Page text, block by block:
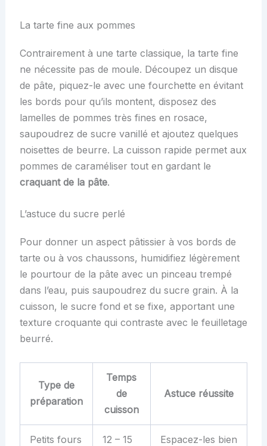
La tarte fine aux pommes
Contrairement à une tarte classique, la tarte fine
ne nécessite pas de moule. Découpez un disque
de pâte, piquez-le avec une fourchette en évitant
les bords pour qu’ils montent, disposez des
lamelles de pommes très fines en rosace,
saupoudrez de sucre vanillé et ajoutez quelques
noisettes de beurre. La cuisson rapide permet aux
pommes de caraméliser tout en gardant le
craquant de la pâte.
L’astuce du sucre perlé
Pour donner un aspect pâtissier à vos bords de
tarte ou à vos chaussons, humidifiez légèrement
le pourtour de la pâte avec un pinceau trempé
dans l’eau, puis saupoudrez du sucre grain. À la
cuisson, le sucre fond et se fixe, apportant une
texture croquante qui contraste avec le feuilletage
beurré.
Type de
préparation
Temps
de
cuisson
Astuce réussite
Petits fours
12 – 15
Espacez-les bien